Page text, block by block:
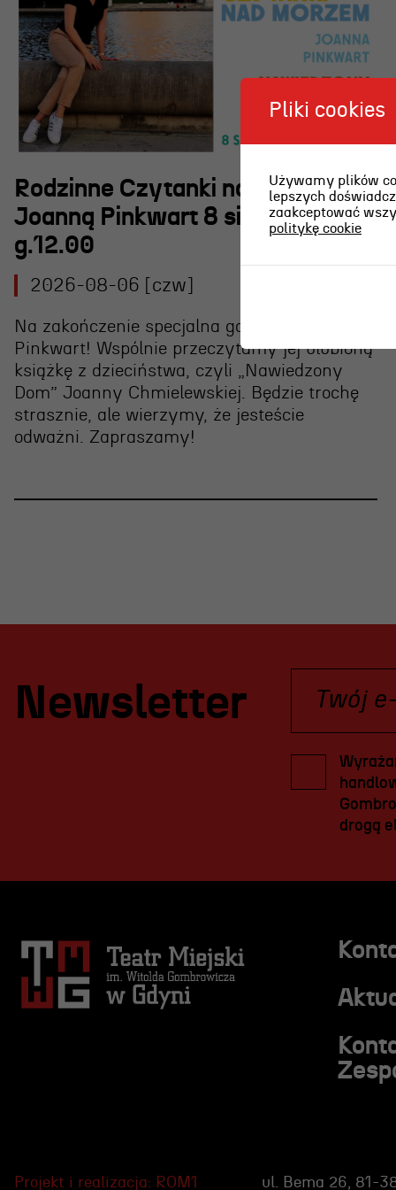
Rodzinne Czytanki nad morzem z
Joanną Pinkwart 8 sierpnia
g.12.00
2026-08-06 [czw]
Na zakończenie specjalna gościni – Joanna
Pinkwart! Wspólnie przeczytamy jej ulubioną
książkę z dzieciństwa, czyli „Nawiedzony
Dom” Joanny Chmielewskiej. Będzie trochę
strasznie, ale wierzymy, że jesteście
odważni. Zapraszamy!
Newsletter
drogą
Projekt i realizacja: ROM1 ul. Bema 26, 81-
Pliki cookies
Używamy plików
lepszych
zaakceptować
politykę cookie